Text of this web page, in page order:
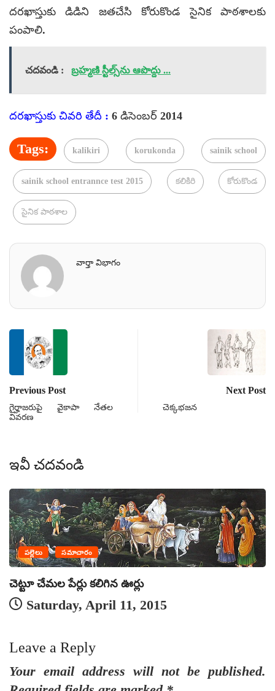
దరఖాస్తుకు డిడిని జతచేసి కోరుకొండ సైనిక పాఠశాలకు
పంపాలి.
చదవండి : బ్రహ్మణి స్టీల్స్‌ను ఆపొద్దు ...
దరఖాస్తుకు చివరి తేదీ : 6 డిసెంబర్ 2014
Tags: kalikiri korukonda sainik school
sainik school entrannce test 2015 కలికిరి కోరుకొండ
సైనిక పాఠశాల
వార్తా విభాగం
Previous Post
గైర్హాజరుపై వైకాపా నేతల
వివరణ
Next Post
చెక్కభజన
ఇవీ చదవండి
పల్లెలు సమాచారం
చెట్టూ చేమల పేర్లు కలిగిన ఊర్లు
Saturday, April 11, 2015
Leave a Reply
Your email address will not be published.